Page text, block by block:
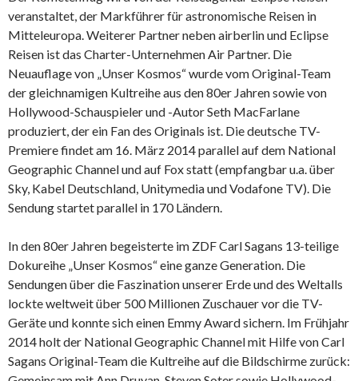
veranstaltet, der Markführer für astronomische Reisen in
Mitteleuropa. Weiterer Partner neben airberlin und Eclipse
Reisen ist das Charter-Unternehmen Air Partner. Die
Neuauflage von „Unser Kosmos“ wurde vom Original-Team
der gleichnamigen Kultreihe aus den 80er Jahren sowie von
Hollywood-Schauspieler und -Autor Seth MacFarlane
produziert, der ein Fan des Originals ist. Die deutsche TV-
Premiere findet am 16. März 2014 parallel auf dem National
Geographic Channel und auf Fox statt (empfangbar u.a. über
Sky, Kabel Deutschland, Unitymedia und Vodafone TV). Die
Sendung startet parallel in 170 Ländern.
In den 80er Jahren begeisterte im ZDF Carl Sagans 13-teilige
Dokureihe „Unser Kosmos“ eine ganze Generation. Die
Sendungen über die Faszination unserer Erde und des Weltalls
lockte weltweit über 500 Millionen Zuschauer vor die TV-
Geräte und konnte sich einen Emmy Award sichern. Im Frühjahr
2014 holt der National Geographic Channel mit Hilfe von Carl
Sagans Original-Team die Kultreihe auf die Bildschirme zurück: